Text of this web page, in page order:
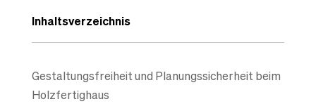
Inhaltsverzeichnis
Gestaltungsfreiheit und Planungssicherheit beim
Holzfertighaus